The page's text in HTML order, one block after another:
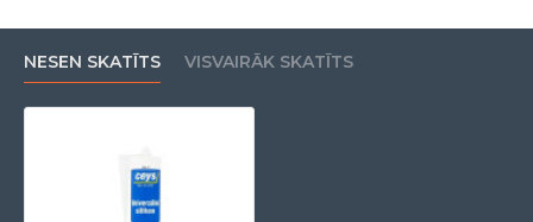
NESEN SKATĪTS VISVAIRĀK SKATĪTS